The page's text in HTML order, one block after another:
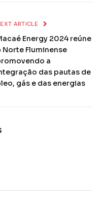
ARTICLE
Energy 2024 reúne
Norte Fluminense
a
das pautas de
gás e das energias